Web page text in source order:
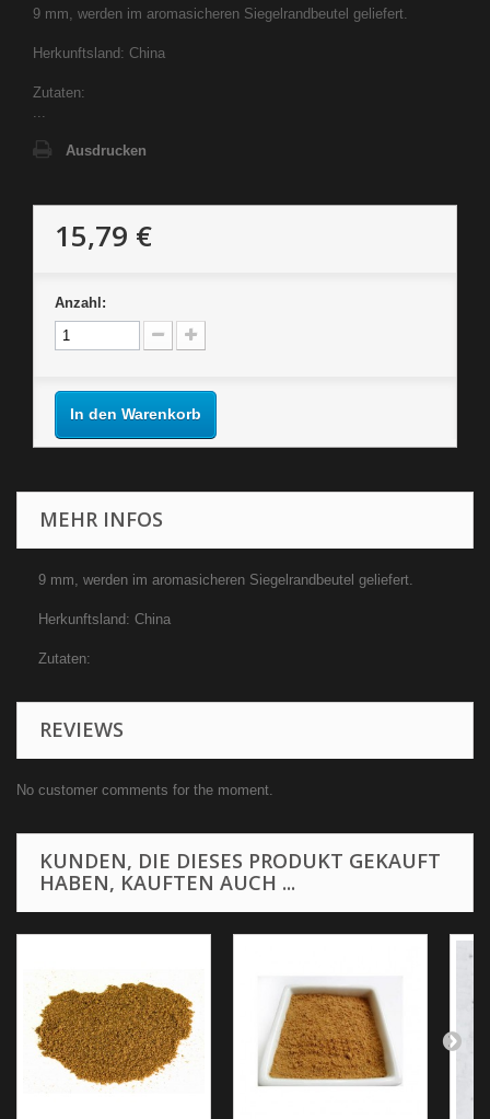
9 mm, werden im aromasicheren Siegelrandbeutel geliefert.
Herkunftsland: China
Zutaten:
...
Ausdrucken
15,79 €
Anzahl:
In den Warenkorb
MEHR INFOS
9 mm, werden im aromasicheren Siegelrandbeutel geliefert.
Herkunftsland: China
Zutaten:
REVIEWS
No customer comments for the moment.
KUNDEN, DIE DIESES PRODUKT GEKAUFT
HABEN, KAUFTEN AUCH ...